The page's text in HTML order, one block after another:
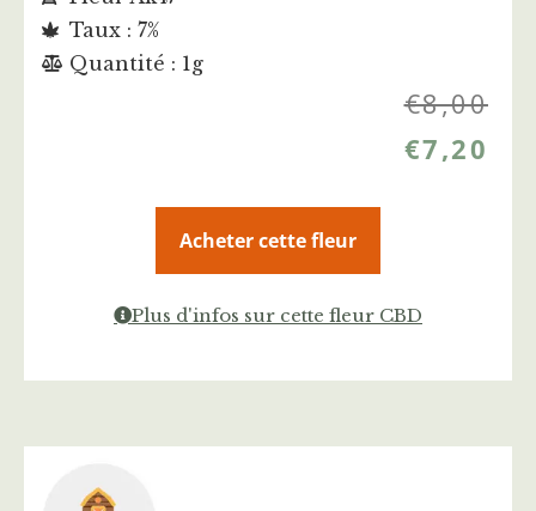
Taux : 7%
Quantité : 1g
€8,00
€7,20
Acheter cette fleur
Plus d'infos sur cette fleur CBD